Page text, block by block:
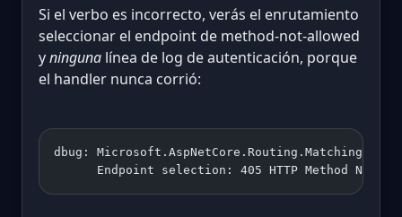
Si el verbo es incorrecto, verás el enrutamiento
seleccionar el endpoint de method-not-allowed
yninguna línea de log de autenticación, porque
el handler nunca corrió:
dbug:
Endpoint selection: 405 HTTP Method Not